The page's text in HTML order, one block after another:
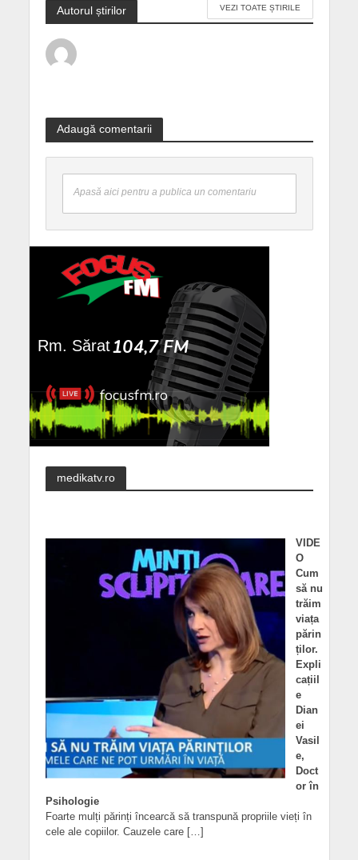
Autorul știrilor VEZI TOATE ȘTIRILE
Adaugă comentarii
Apasă aici pentru a publica un comentariu
medikatv.ro
VIDE
O
Cum
să nu
trăim
viața
părin
ților.
Expli
cațiil
e
Dian
ei
Vasil
e,
Doct
or în
Psihologie
Foarte mulți părinți încearcă să transpună propriile vieți în
cele ale copiilor. Cauzele care […]